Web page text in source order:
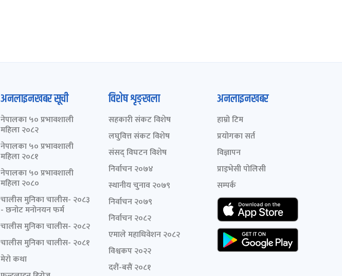
अनलाइनखबर सूची
नेपालका ५० प्रभावशाली
महिला २०८२
नेपालका ५० प्रभावशाली
महिला २०८१
नेपालका ५० प्रभावशाली
महिला २०८०
चालीस मुनिका चालीस- २०८३
- छनोट मनोनयन फर्म
चालीस मुनिका चालीस- २०८२
चालीस मुनिका चालीस- २०८१
मेरो कथा
विशेष शृङ्खला
सहकारी संकट विशेष
लघुवित्त संकट विशेष
संसद् विघटन विशेष
निर्वाचन २०७४
स्थानीय चुनाव २०७९
निर्वाचन २०७९
निर्वाचन २०८२
एमाले महाधिवेशन २०८२
विश्वकप २०२२
दशैं-बसैं २०८१
अनलाइनखबर
हाम्रो टिम
प्रयोगका सर्त
विज्ञापन
प्राइभेसी पोलिसी
सम्पर्क